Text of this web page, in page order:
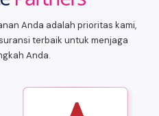
Anda adalah prioritas kami,
terbaik untuk menjaga
Anda.